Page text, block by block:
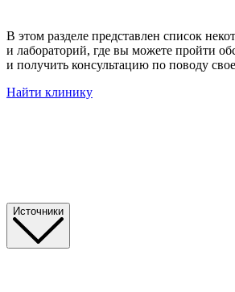
В этом разделе представлен список
и лабораторий, где вы можете пройти
и получить консультацию по поводу
Найти клинику
Источники